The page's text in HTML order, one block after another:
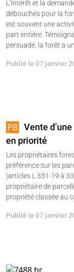
L’intérêt et la
débouchés pour la
est souvent une
part entière.
persuadé, la forêt a un
Publié le 07 janvier
Vente
en priorité
Les propriétaires
préférence sur les
(articles L 331-19 à
propriétaire de
propriété classée au
Publié le 07 janvier